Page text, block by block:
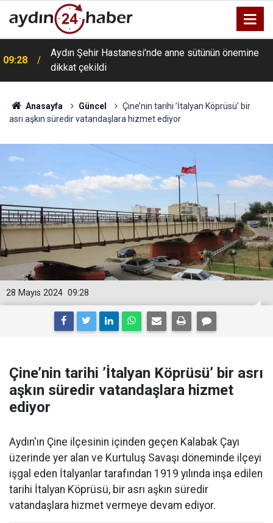
09:28
Aydın Şehir Hastanesi’nde anne sütünün önemine
dikkat çekildi
Anasayfa Güncel
Çine’nin tarihi ’İtalyan Köprüsü’ bir
asrı aşkın süredir vatandaşlara hizmet ediyor
09:28
28 Mayıs 2024
Çine’nin tarihi ’İtalyan Köprüsü’ bir asrı
aşkın süredir vatandaşlara hizmet
ediyor
Aydın'ın Çine ilçesinin içinden geçen Kalabak Çayı
üzerinde yer alan ve Kurtuluş Savaşı döneminde ilçeyi
işgal eden İtalyanlar tarafından 1919 yılında inşa edilen
tarihi İtalyan Köprüsü, bir asrı aşkın süredir
vatandaşlara hizmet vermeye devam ediyor.